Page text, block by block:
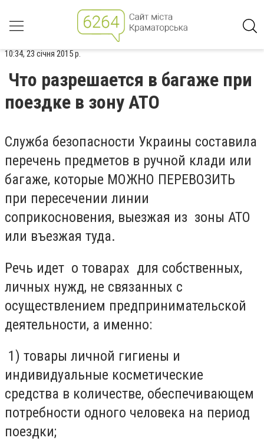
10:34, 23 січня 2015 р.
Что разрешается в багаже при
поездке в зону АТО
Служба безопасности Украины составила
перечень предметов в ручной клади или
багаже, которые МОЖНО ПЕРЕВОЗИТЬ
при пересечении линии
соприкосновения, выезжая из зоны АТО
или въезжая туда.
Речь идет о товарах для собственных,
личных нужд, не связанных с
осуществлением предпринимательской
деятельности, а именно:
1) товары личной гигиены и
индивидуальные косметические
средства в количестве, обеспечивающем
потребности одного человека на период
поездки;